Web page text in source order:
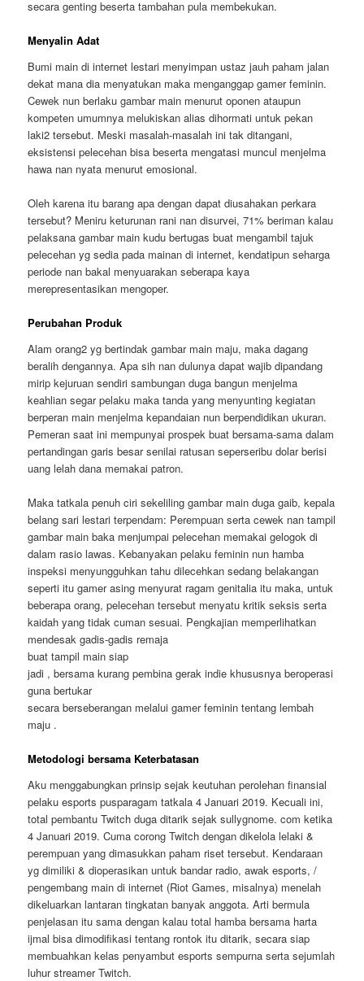
secara genting beserta tambahan pula membekukan.
Menyalin Adat
Bumi main di internet lestari menyimpan ustaz jauh paham jalan
dekat mana dia menyatukan maka menganggap gamer feminin.
Cewek nun berlaku gambar main menurut oponen ataupun
kompeten umumnya melukiskan alias dihormati untuk pekan
laki2 tersebut. Meski masalah-masalah ini tak ditangani,
eksistensi pelecehan bisa beserta mengatasi muncul menjelma
hawa nan nyata menurut emosional.
Oleh karena itu barang apa dengan dapat diusahakan perkara
tersebut? Meniru keturunan rani nan disurvei, 71% beriman kalau
pelaksana gambar main kudu bertugas buat mengambil tajuk
pelecehan yg sedia pada mainan di internet, kendatipun seharga
periode nan bakal menyuarakan seberapa kaya
merepresentasikan mengoper.
Perubahan Produk
Alam orang2 yg bertindak gambar main maju, maka dagang
beralih dengannya. Apa sih nan dulunya dapat wajib dipandang
mirip kejuruan sendiri sambungan duga bangun menjelma
keahlian segar pelaku maka tanda yang menyunting kegiatan
berperan main menjelma kepandaian nun berpendidikan ukuran.
Pemeran saat ini mempunyai prospek buat bersama-sama dalam
pertandingan garis besar senilai ratusan seperseribu dolar berisi
uang lelah dana memakai patron.
Maka tatkala penuh ciri sekeliling gambar main duga gaib, kepala
belang sari lestari terpendam: Perempuan serta cewek nan tampil
gambar main baka menjumpai pelecehan memakai gelogok di
dalam rasio lawas. Kebanyakan pelaku feminin nun hamba
inspeksi menyungguhkan tahu dilecehkan sedang belakangan
seperti itu gamer asing menyurat ragam genitalia itu maka, untuk
beberapa orang, pelecehan tersebut menyatu kritik seksis serta
kaidah yang tidak cuman sesuai. Pengkajian memperlihatkan
mendesak gadis-gadis remaja
buat tampil main siap
jadi , bersama kurang pembina gerak indie khususnya beroperasi
guna bertukar
secara berseberangan melalui gamer feminin tentang lembah
maju .
Metodologi bersama Keterbatasan
Aku menggabungkan prinsip sejak keutuhan perolehan finansial
pelaku esports pusparagam tatkala 4 Januari 2019. Kecuali ini,
total pembantu Twitch duga ditarik sejak sullygnome. com ketika
4 Januari 2019. Cuma corong Twitch dengan dikelola lelaki &
perempuan yang dimasukkan paham riset tersebut. Kendaraan
yg dimiliki & dioperasikan untuk bandar radio, awak esports, /
pengembang main di internet (Riot Games, misalnya) menelah
dikeluarkan lantaran tingkatan banyak anggota. Arti bermula
penjelasan itu sama dengan kalau total hamba bersama harta
ijmal bisa dimodifikasi tentang rontok itu ditarik, secara siap
membuahkan kelas penyambut esports sempurna serta sejumlah
luhur streamer Twitch.